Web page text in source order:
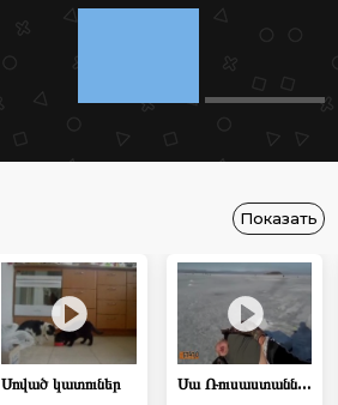
Показать
Սոված կատուներ Սա Ռուսաստանն է, երեխա ՝ հարբած կատակներ